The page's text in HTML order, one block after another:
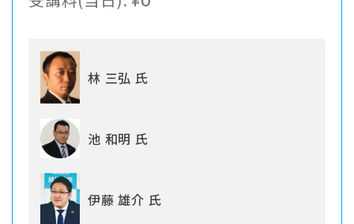
林 三弘 氏
池 和明 氏
伊藤 雄介 氏